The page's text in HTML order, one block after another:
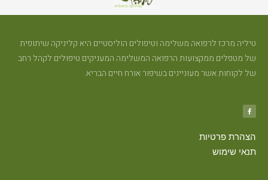
טיליה מרכז לרפואה משלימה וטיפולים הוליסטיים היא קליניקה שיתופית
של מטפלים ממקצועות הרפואה המשלימה המעניקים טיפולים לקהל רחב
של לקוחות אשר מעוניינים בשיפור אורח חיים הבריא.
הצהרת פרטיות
תנאי שימוש